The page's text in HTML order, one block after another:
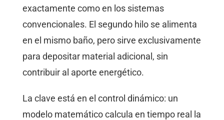
exactamente como en los sistemas
convencionales. El segundo hilo se alimenta
en el mismo baño, pero sirve exclusivamente
para depositar material adicional, sin
contribuir al aporte energético.
La clave está en el control dinámico: un
modelo matemático calcula en tiempo real la